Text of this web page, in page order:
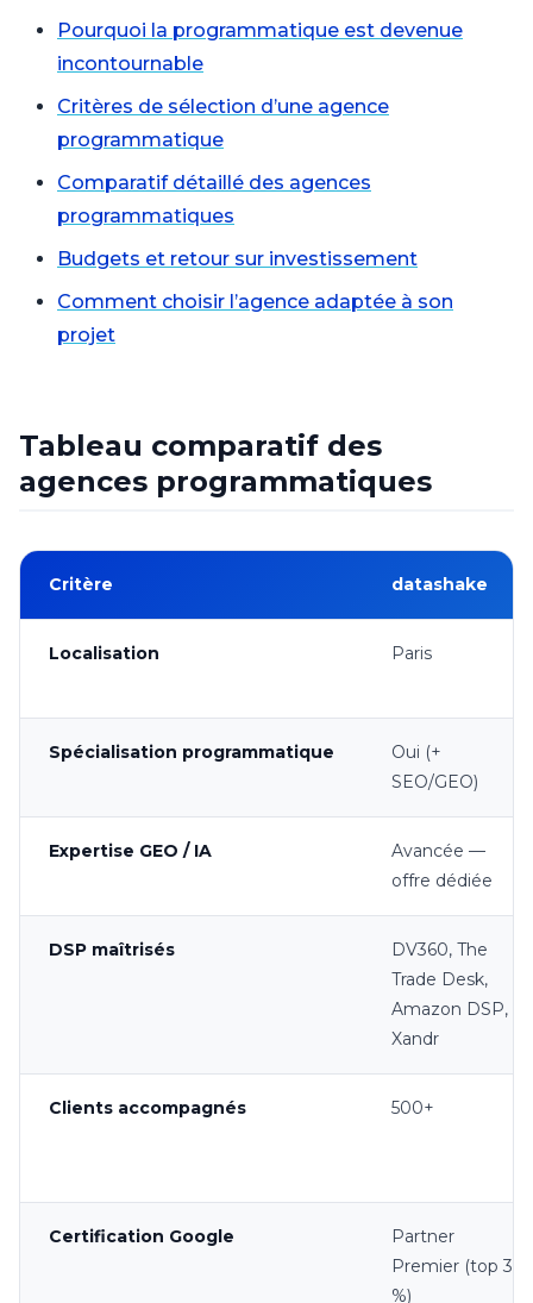
Pourquoi la programmatique est devenue
incontournable
Critères de sélection d’une agence
programmatique
Comparatif détaillé des agences
programmatiques
Budgets et retour sur investissement
Comment choisir l’agence adaptée à son
projet
Tableau comparatif des
agences programmatiques
Critère datashake
Localisation Paris
Spécialisation programmatique
Oui (+
SEO/GEO)
Expertise GEO / IA
Avancée —
offre dédiée
DSP maîtrisés
DV360, The
Trade Desk,
Amazon DSP,
Xandr
Clients accompagnés 500+
Certification Google
Partner
Premier (top 3
%)